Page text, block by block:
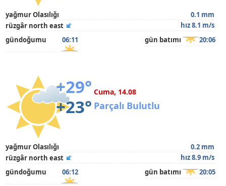
yağmur Olasılığı
0.1 mm
rüzgâr north east
hız 8.1 m/s
gündoğumu
06:11 gün batımı 20:06
+29°
+23°
Cuma, 14.08
Parçalı Bulutlu
yağmur Olasılığı
0.2 mm
rüzgâr north east
hız 8.9 m/s
gündoğumu
06:12 gün batımı 20:05